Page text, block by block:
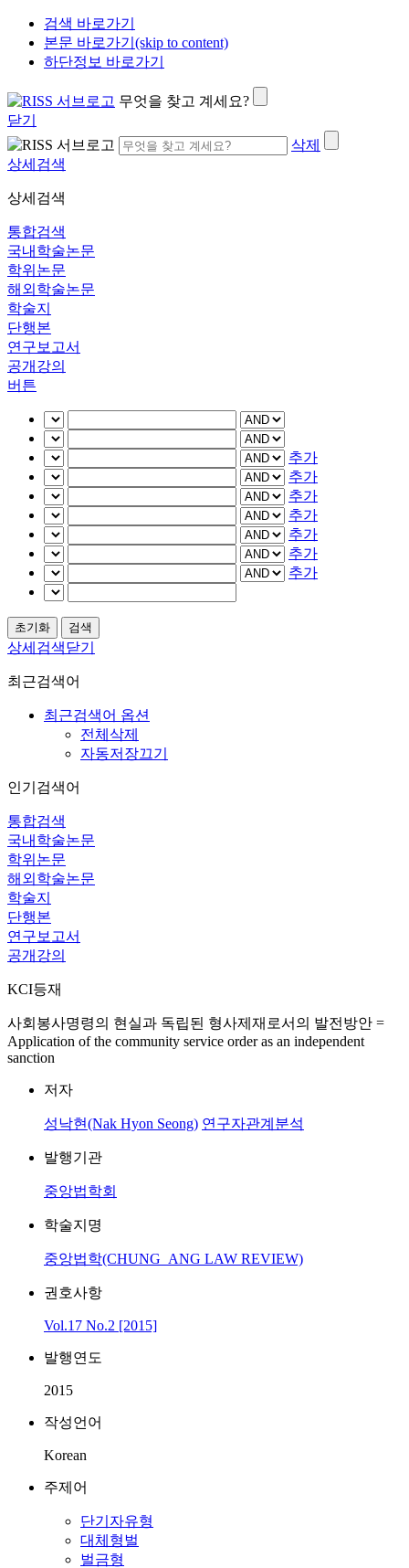
검색 바로가기
본문 바로가기(skip to content)
하단정보 바로가기
무엇을 찾고 계세요?
닫기
삭제
상세검색
상세검색
통합검색
국내학술논문
학위논문
해외학술논문
학술지
단행본
연구보고서
공개강의
버튼
추가
추가
추가
추가
추가
추가
추가
상세검색닫기
최근검색어
최근검색어 옵션
전체삭제
자동저장끄기
인기검색어
통합검색
국내학술논문
학위논문
해외학술논문
학술지
단행본
연구보고서
공개강의
KCI등재
사회봉사명령의 현실과 독립된 형사제재로서의 발전방안 =
Application of the community service order as an independent
sanction
저자
성낙현(Nak Hyon Seong) 연구자관계분석
발행기관
중앙법학회
학술지명
중앙법학(CHUNG_ANG LAW REVIEW)
권호사항
Vol.17 No.2 [2015]
발행연도
2015
작성언어
Korean
주제어
단기자유형
대체형벌
벌금형